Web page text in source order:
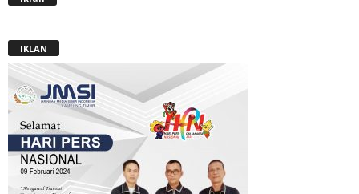
IKLAN